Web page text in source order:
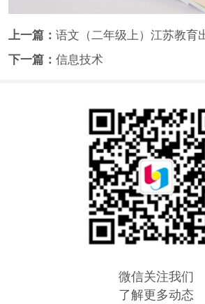
上一篇： 语文（二年级上）江苏教育
下一篇： 信息技术
微信关注我们
了解更多动态